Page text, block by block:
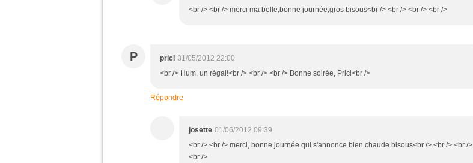
<br /> <br /> merci ma belle,bonne journée,gros bisous<br /> <br /> <br /> <br />
P prici 31/05/2012 22:00
<br /> Hum, un régal!<br /> <br /> <br /> Bonne soirée, Prici<br />
Répondre
josette 01/06/2012 09:39
<br /> <br /> merci, bonne journée qui s'annonce bien chaude bisous<br /> <br /> <br />
<br />